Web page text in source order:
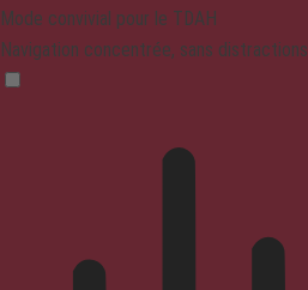
Mode convivial pour le TDAH
Navigation concentrée, sans distractions